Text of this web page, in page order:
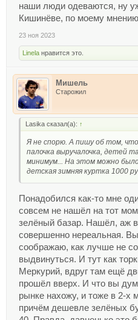
наши люди одеваются, ну
Кишинёве, по моему мнению
23 ноя 2023
Linela нравится это.
Мишель
Старожил
Lasika сказал(а): ↑
Я не спорю. А пишу об том,
палочка выручалочка, детей
минимум... На этом можно
детская зимняя куртка 1000
Понадобился как-то мне
совсем не нашёл на тот
зелёный базар. Нашёл, аж
совершенно нереальная.
соображаю, как лучше не
выдвинуться. И тут как
Меркурий, вдруг там ещё
прошёл вверх. И что вы
рынке нахожу, и тоже в 2-х
причём дешевле зелёных